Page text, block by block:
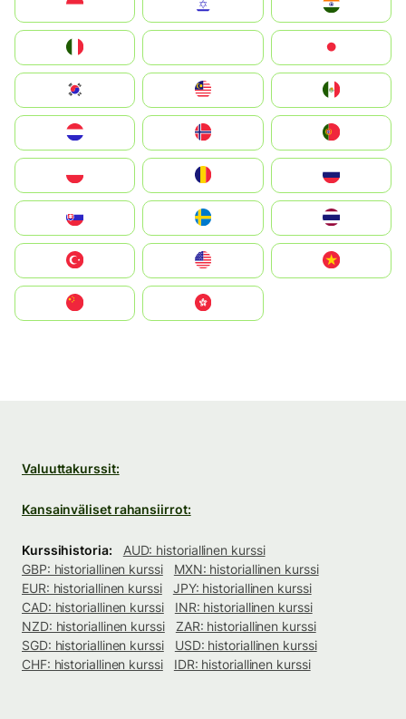
South Korea
United States
中國香港特別行政區
Valuuttakurssit:
Kansainväliset rahansiirrot:
Kurssihistoria:
AUD: historiallinen kurssi
GBP: historiallinen kurssi
MXN: historiallinen kurssi
EUR: historiallinen kurssi
JPY: historiallinen kurssi
CAD: historiallinen kurssi
INR: historiallinen kurssi
NZD: historiallinen kurssi
ZAR: historiallinen kurssi
SGD: historiallinen kurssi
USD: historiallinen kurssi
CHF: historiallinen kurssi
IDR: historiallinen kurssi